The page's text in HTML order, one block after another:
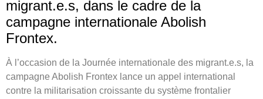
migrant.e.s, dans le cadre de la
campagne internationale Abolish
Frontex.
À l’occasion de la Journée internationale des migrant.e.s, la
campagne Abolish Frontex lance un appel international
contre la militarisation croissante du système frontalier